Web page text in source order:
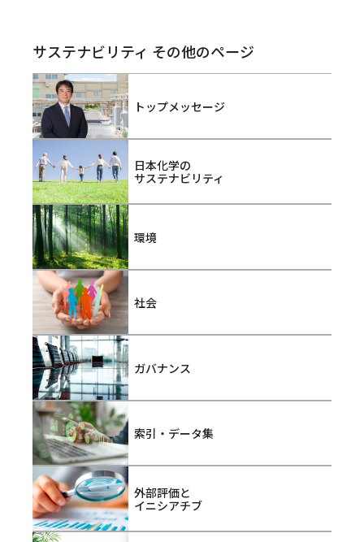
サステナビリティ その他のページ
トップメッセージ
日本化学の
サステナビリティ
環境
社会
ガバナンス
索引・データ集
外部評価と
イニシアチブ